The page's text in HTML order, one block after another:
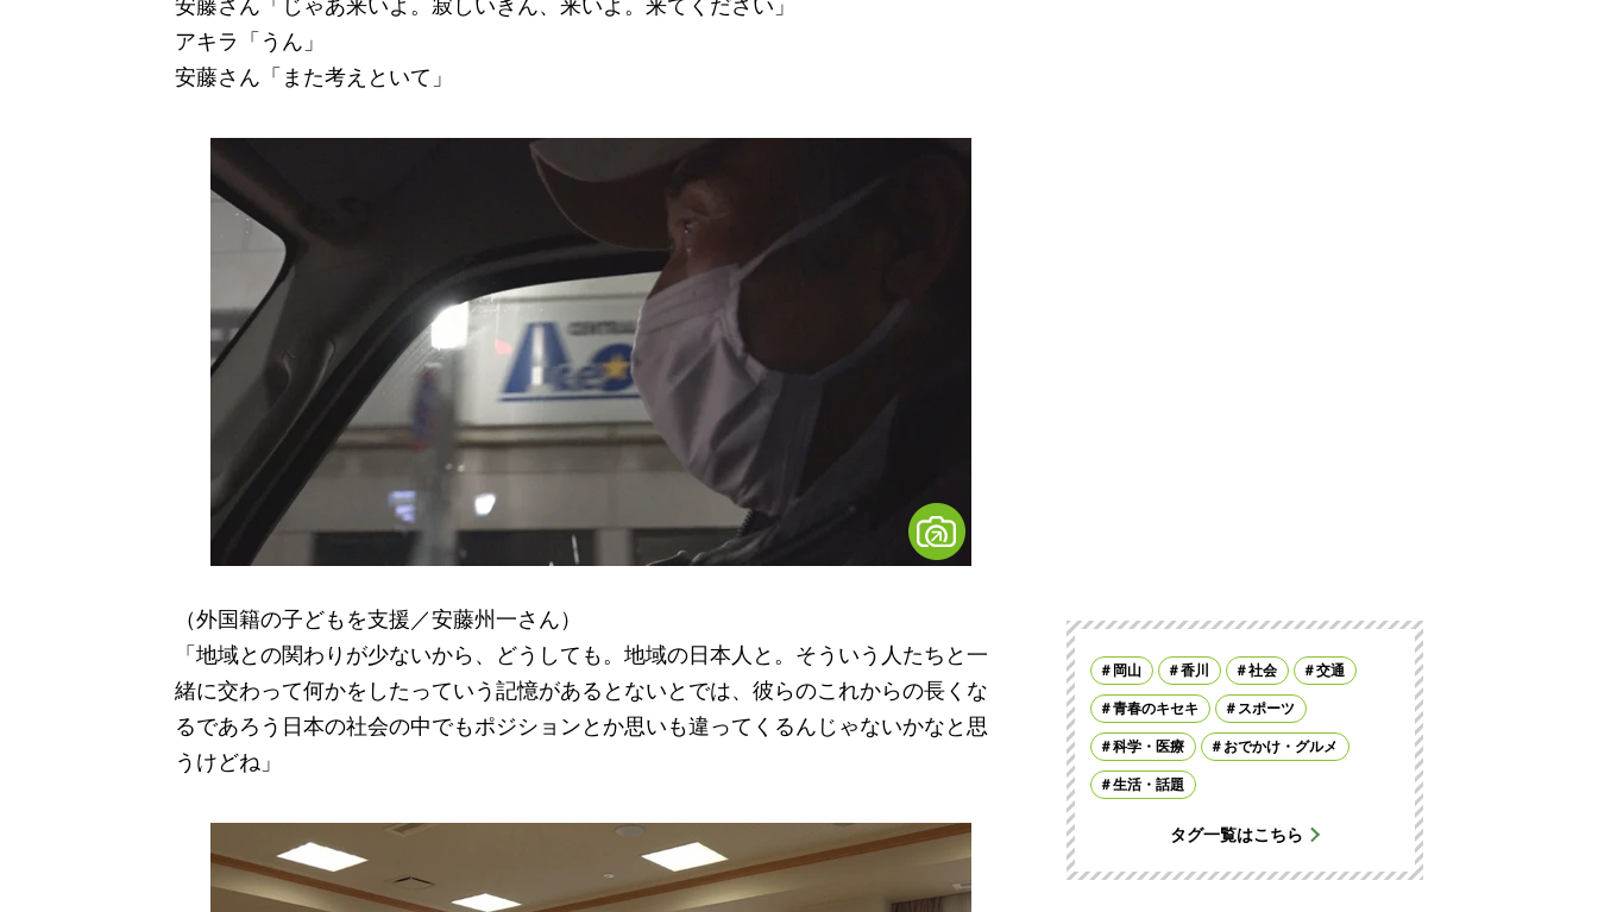
安藤さん「じゃあ来いよ。寂しいきん、来いよ。来てください」
アキラ「うん」
安藤さん「また考えといて」
（外国籍の子どもを支援／安藤州一さん）
「地域との関わりが少ないから、どうしても。地域の日本人と。そういう人たちと一
緒に交わって何かをしたっていう記憶があるとないとでは、彼らのこれからの長くな
るであろう日本の社会の中でもポジションとか思いも違ってくるんじゃないかなと思
うけどね」
岡山 香川 社会 交通
青春のキセキ スポーツ
科学・医療 おでかけ・グルメ
生活・話題
タグ一覧はこちら